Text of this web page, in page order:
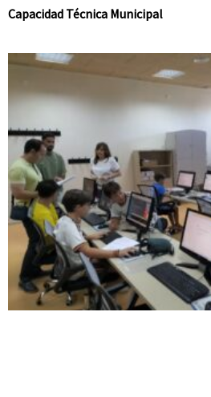
Capacidad Técnica Municipal